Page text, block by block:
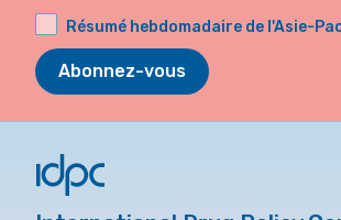
Résumé hebdomadaire de l'Asie-
Abonnez-vous